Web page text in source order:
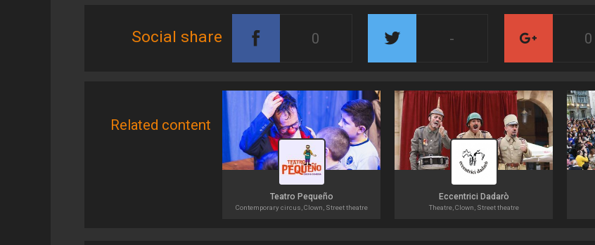
Social share 0 - 0
Related content
Teatro Pequeño
Contemporary circus, Clown, Street theatre
Eccentrici Dadarò
Theatre, Clown, Street theatre